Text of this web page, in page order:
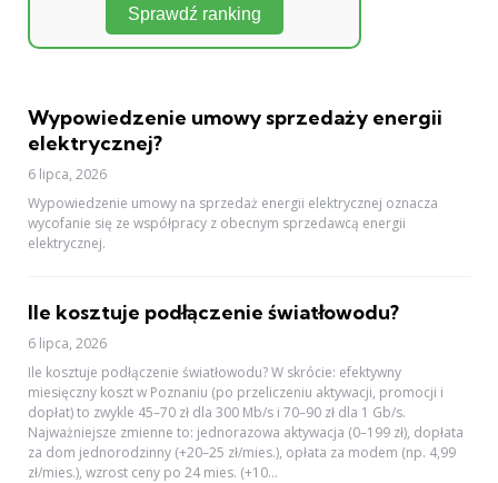
Sprawdź ranking
Wypowiedzenie umowy sprzedaży energii
elektrycznej?
6 lipca, 2026
Wypowiedzenie umowy na sprzedaż energii elektrycznej oznacza
wycofanie się ze współpracy z obecnym sprzedawcą energii
elektrycznej.
Ile kosztuje podłączenie światłowodu?
6 lipca, 2026
Ile kosztuje podłączenie światłowodu? W skrócie: efektywny
miesięczny koszt w Poznaniu (po przeliczeniu aktywacji, promocji i
dopłat) to zwykle 45–70 zł dla 300 Mb/s i 70–90 zł dla 1 Gb/s.
Najważniejsze zmienne to: jednorazowa aktywacja (0–199 zł), dopłata
za dom jednorodzinny (+20–25 zł/mies.), opłata za modem (np. 4,99
zł/mies.), wzrost ceny po 24 mies. (+10...